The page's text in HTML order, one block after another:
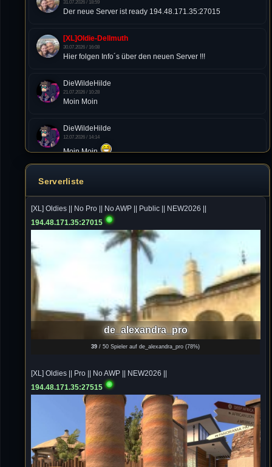
31.07.2026 / 18:59
Der neue Server ist ready 194.48.171.35:27015
[XL]Oldie-Dellmuth
30.07.2026 / 16:08
Hier folgen Info´s über den neuen Server !!!
DieWildeHilde
21.07.2026 / 10:28
Moin Moin
DieWildeHilde
12.07.2026 / 14:14
Moin Moin
Tommy
von chickpea^^
Tommy
10.07.2026 / 22:25
Letzte Aktivität:
27. Dez 2023, 22:48
Happy Birthday Chickpea
DieWildeHilde
Hallo meine Lieben!
Isimiyaki
10.07.2026 / 00:34
Alles gute chickpea
Mojochilla
02.07.2026 / 15:53
Was geht aaaaaaaaaaaab
Serverliste
[XL] Oldies || No Pro || No AWP || Public || NEW2026 ||
194.48.171.35:27015
de_alexandra_pro
39 / 50 Spieler auf de_alexandra_pro (78%)
[XL] Oldies || Pro || No AWP || NEW2026 ||
194.48.171.35:27515